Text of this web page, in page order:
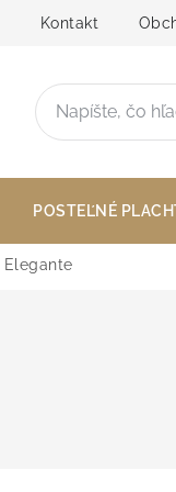
Kontakt
POSTEĽNÉ
Elegante